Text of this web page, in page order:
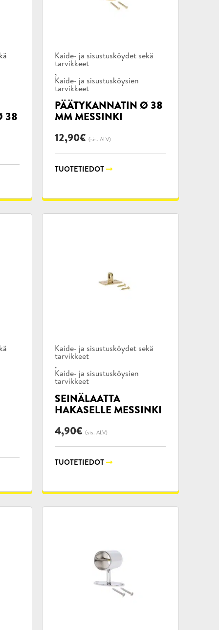
38
Tuotekategoriat:
Kaide- ja sisustusköydet sekä
tarvikkeet
,
Kaide- ja sisustusköysien
tarvikkeet
PÄÄTYKANNATIN Ø 38
MM MESSINKI
12,90€ (sis. ALV)
TUOTETIEDOT
Tuotekategoriat:
Kaide- ja sisustusköydet sekä
tarvikkeet
,
Kaide- ja sisustusköysien
tarvikkeet
SEINÄLAATTA
HAKASELLE MESSINKI
4,90€ (sis. ALV)
TUOTETIEDOT